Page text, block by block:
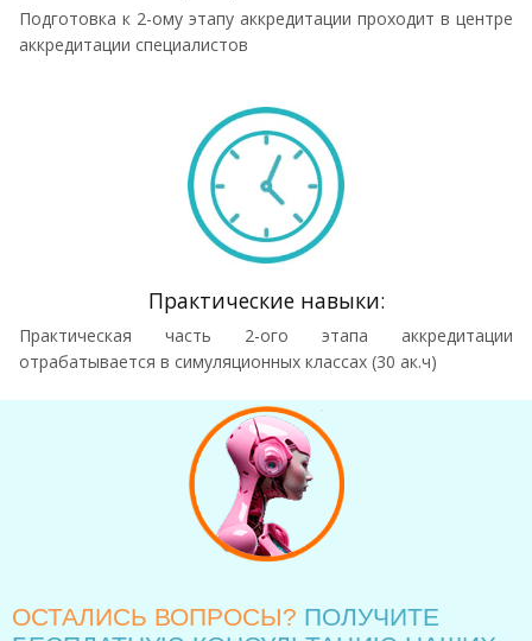
Подготовка к 2-ому этапу аккредитации проходит в центре
аккредитации специалистов
Практические навыки:
Практическая часть 2-ого этапа аккредитации
отрабатывается в симуляционных классах (30 ак.ч)